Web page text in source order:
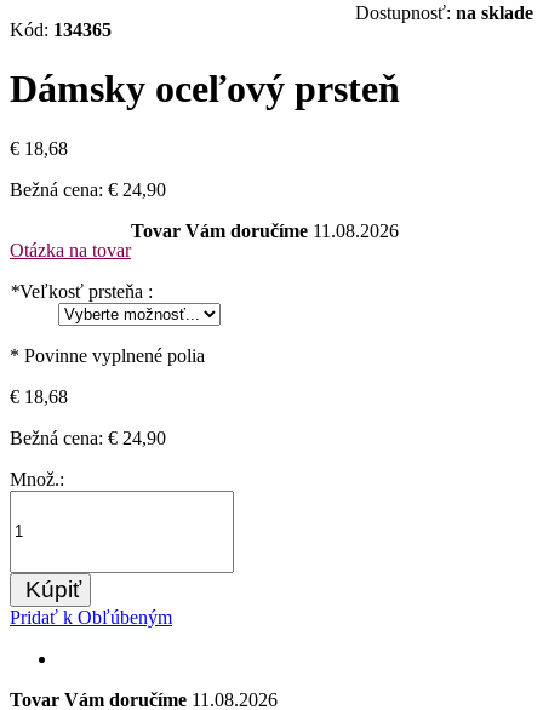
Kód: 134365
Dostupnosť: na sklade
Dámsky oceľový prsteň
€ 18,68
Bežná cena: € 24,90
Otázka na tovar
Tovar Vám doručíme 11.08.2026
*Veľkosť prsteňa :
* Povinne vyplnené polia
€ 18,68
Bežná cena: € 24,90
Množ.:
Kúpiť
Pridať k Obľúbeným
Tovar Vám doručíme 11.08.2026